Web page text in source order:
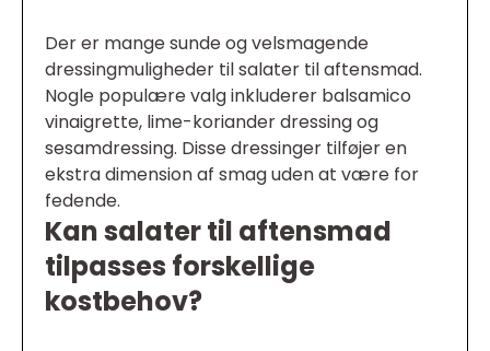
Der er mange sunde og velsmagende
dressingmuligheder til salater til aftensmad.
Nogle populære valg inkluderer balsamico
vinaigrette, lime-koriander dressing og
sesamdressing. Disse dressinger tilføjer en
ekstra dimension af smag uden at være for
fedende.
Kan salater til aftensmad
tilpasses forskellige
kostbehov?